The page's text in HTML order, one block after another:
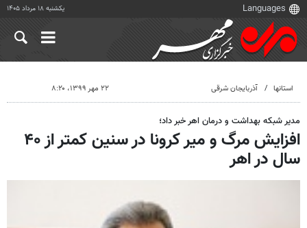
یکشنبه ۱۸ مرداد ۱۴۰۵
استانها آذربایجان شرقی ۲۲ مهر ۱۳۹۹، ۸:۲۰
مدیر شبکه بهداشت و درمان اهر خبر داد؛
افزایش مرگ و میر کرونا در سنین کمتر از ۴۰
سال در اهر